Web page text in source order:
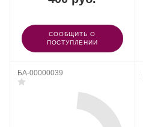
СООБЩИТЬ О
ПОСТУПЛЕНИИ
БА-00000039